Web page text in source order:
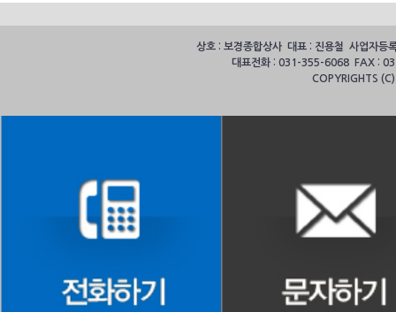
상호 : 보경종합상사 대표 : 진용철 사업자
대표전화 : 031-355-6068 FAX :
COPYRIGHTS (C)